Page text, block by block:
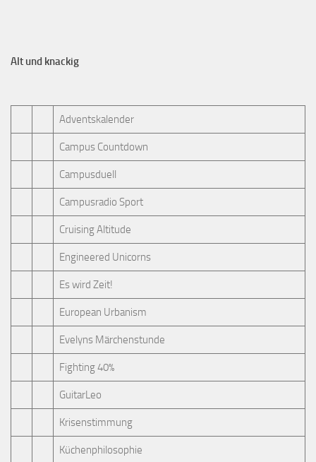
Alt und knackig
Adventskalender
Campus Countdown
Campusduell
Campusradio Sport
Cruising Altitude
Engineered Unicorns
Es wird Zeit!
European Urbanism
Evelyns Märchenstunde
Fighting 40%
GuitarLeo
Krisenstimmung
Küchenphilosophie